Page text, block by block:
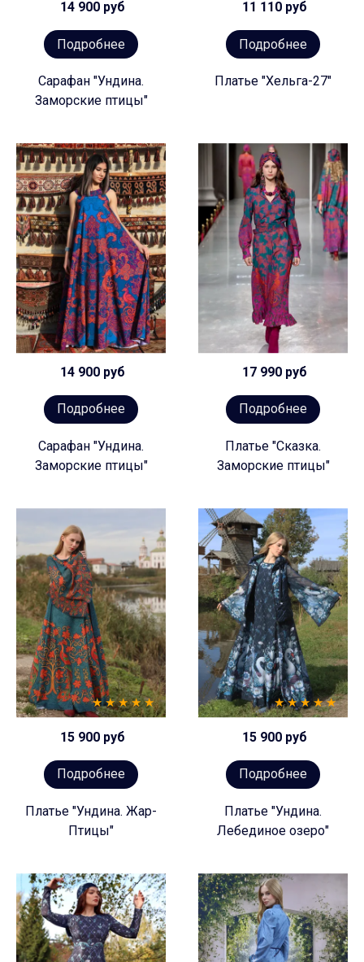
14 900 руб
Подробнее
Сарафан "Ундина.
Заморские птицы"
11 110 руб
Подробнее
Платье "Хельга-27"
14 900 руб
Подробнее
Сарафан "Ундина.
Заморские птицы"
17 990 руб
Подробнее
Платье "Сказка.
Заморские птицы"
15 900 руб
Подробнее
Платье "Ундина. Жар-
Птицы"
15 900 руб
Подробнее
Платье "Ундина.
Лебединое озеро"